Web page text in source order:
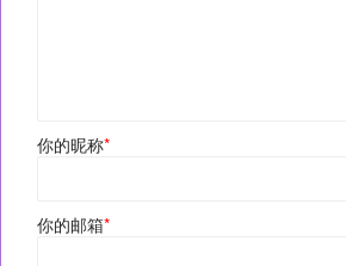
你的昵称*
你的邮箱*